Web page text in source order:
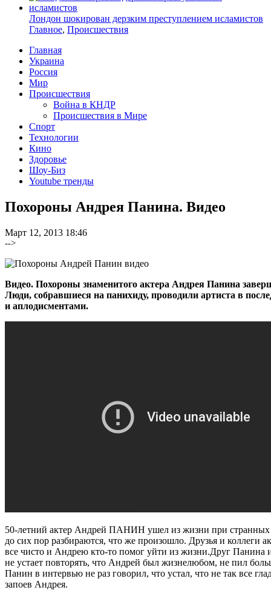
Лондон шокирован дерзким преступлением исламистов
Главное, Происшествия
Главная
Украина
Россия
Мир
Происшествия
Война в КНДР
Происшествия в Мире
Спорт
Технологии
Кино
Здоровье
Шоу-Биз
Youtube тренды
Похороны Андрея Панина. Видео
Март 12, 2013 18:46
-->
Видео. Похороны знаменитого актера Андрея Панина
Люди, собравшиеся на панихиду, проводили артиста в
и аплодисментами.
50-летний актер Андрей ПАНИН ушел из жизни при странных
до сих пор разбираются, что же произошло. Друзья и коллеги
все чисто и Андрею кто-то помог уйти из жизни.Друг Панина
не устает повторять, что Андрей был жизнелюбом, не пил
Панин в интервью не раз говорил, что устал, что не так все
запоев Андрея.